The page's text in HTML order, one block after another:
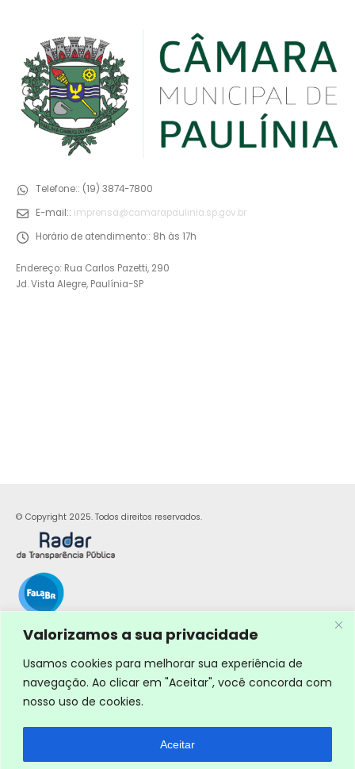
Valorizamos a sua privacidade
Usamos cookies para melhorar sua experiência de
navegação. Ao clicar em "Aceitar", você concorda com
nosso uso de cookies.
Aceitar
Telefone:: (19) 3874-7800
E-mail:: imprensa@camarapaulinia.sp.gov.br
Horário de atendimento:: 8h às 17h
Endereço: Rua Carlos Pazetti, 290
Jd. Vista Alegre, Paulínia-SP
© Copyright 2025. Todos direitos reservados.